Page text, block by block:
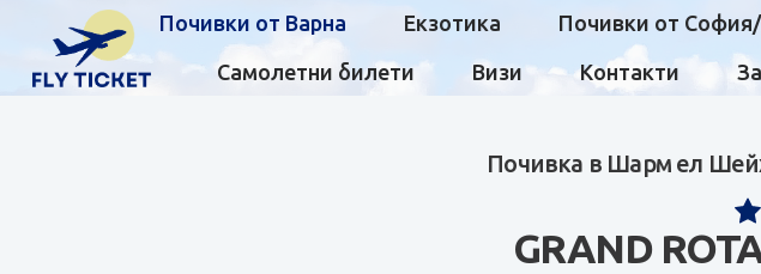
Почивки от Варна Екзотика Почивки от
Самолетни билети Визи Контакти
Почивка в Шарм ел
GRAND